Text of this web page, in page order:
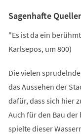
Sagenhafte
"Es ist da ein
Karlsepos, um 800)
Die vielen
das Aussehen der
dafür, dass sich hier
Auch für den Bau
spielte dieser